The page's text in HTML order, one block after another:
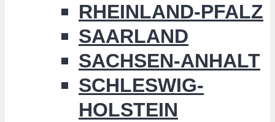
RHEINLAND-PFALZ
SAARLAND
SACHSEN-ANHALT
SCHLESWIG-
HOLSTEIN